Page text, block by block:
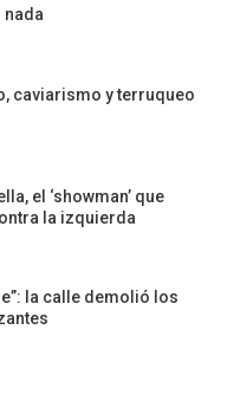
nada
caviarismo y terruqueo
el ‘showman’ que
la izquierda
la calle demolió los